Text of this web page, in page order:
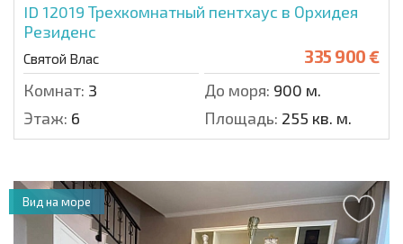
ID 12019 Трехкомнатный пентхаус в Орхидея
Резиденс
Святой Влас 335 900 €
Комнат: 3 До моря: 900 м.
Этаж: 6 Площадь: 255 кв. м.
Вид на море